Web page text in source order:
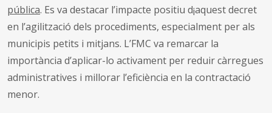
pública. Es va destacar l’impacte positiu d¡aquest decret
en l’agilització dels procediments, especialment per als
municipis petits i mitjans. L’FMC va remarcar la
importància d’aplicar-lo activament per reduir càrregues
administratives i millorar l’eficiència en la contractació
menor.